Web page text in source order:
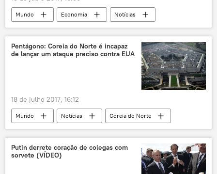
Mundo Economia
Notícias
Washington
China
Pequim
Barack Obama
Wang Yang
Steven Mnuchin
Wilbur Ross
Pentágono: Coreia do Norte é incapaz
de lançar um ataque preciso contra EUA
18 de julho 2017, 16:12
Mundo Notícias
Coreia do Norte
Pyongyang
míssil balístico intercontinental
península coreana
EUA
tensões
Putin derrete coração de colegas com
sorvete (VÍDEO)